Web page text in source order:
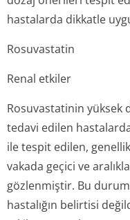
hastalarda dikkatle
Rosuvastatin
Renal etkiler
Rosuvastatinin yüksek
tedavi edilen
ile tespit edilen,
vakada geçici ve
gözlenmiştir. Bu
hastalığın belirtisi